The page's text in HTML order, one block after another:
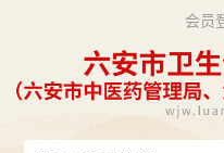
会员